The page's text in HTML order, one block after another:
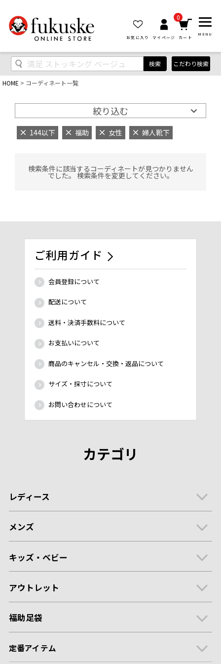
お気に入り マイページ
0
カート
MENU
検索 こだわり検索
HOME コーディネート一覧
絞り込む
144以下 福助 女性 婦人靴下
検索条件に該当するコーディネートが見つかりません
でした。 検索条件を変更してください。
ご利用ガイド
会員登録について
配送について
送料・決済手数料について
お支払いについて
商品のキャンセル・交換・返品について
サイズ・採寸について
お問い合わせについて
カテゴリ
レディース
メンズ
キッズ・ベビー
アウトレット
福助足袋
定番アイテム